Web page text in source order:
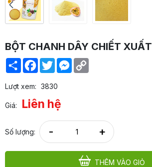
BỘT CHANH DÂY CHIẾT XUẤT
ShareFacebook
TwitterMessenger
Lượt xem: 3830
Giá: Liên hệ
Số lượng: - +
THÊM VÀO GIỎ